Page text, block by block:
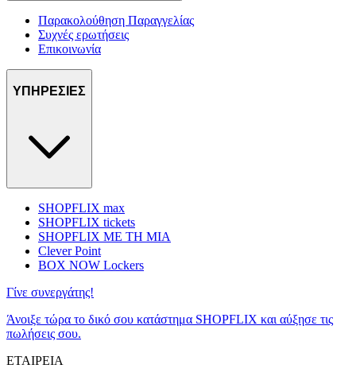
Παρακολούθηση Παραγγελίας
Συχνές ερωτήσεις
Επικοινωνία
ΥΠΗΡΕΣΙΕΣ
SHOPFLIX max
SHOPFLIX tickets
SHOPFLIX ΜΕ ΤΗ ΜΙΑ
Clever Point
BOX NOW Lockers
Γίνε συνεργάτης!
Άνοιξε τώρα το δικό σου κατάστημα SHOPFLIX και αύξησε τις
πωλήσεις σου.
ΕΤΑΙΡΕΙΑ